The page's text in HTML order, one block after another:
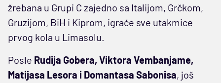
žrebana u Grupi C zajedno sa Italijom, Grčkom,
Gruzijom, BiH i Kiprom, igraće sve utakmice
prvog kola u Limasolu.
Posle Rudija Gobera, Viktora Vembanjame,
Matijasa Lesora i Domantasa Sabonisa, još